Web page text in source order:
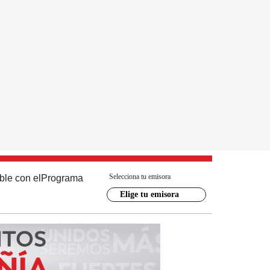
con el Programa Selecciona tu emisora
Elige tu emisora